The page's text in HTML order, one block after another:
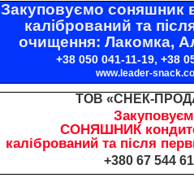
Закуповуємо соняшник
калібрований та
очищення: Лакомка,
+38 050 041-11-19, +38
www.leader-
ТОВ «СНЕК-
СОНЯШНИК
калібрований та після
+380 67 544